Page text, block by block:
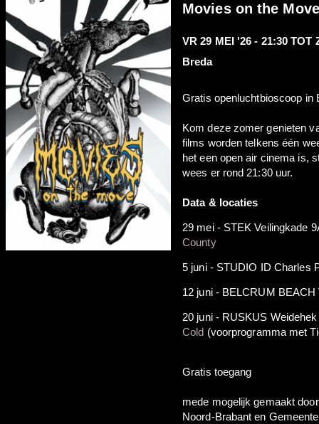
Movies on the Move
VR 29 MEI '26 - 21:30 TOT
Breda
Gratis openluchtbioscoop in
Kom deze zomer genieten
films worden telkens één
het een open air cinema is,
wees er rond 21:30 uur.
Data & locaties
29 mei - STEK Veilingkade
County
5 juni - STUDIO ID Charles
12 juni - BELCRUM
20 juni - RUSKUS
Cold (voorprogramma met
Gratis toegang
mede mogelijk gemaakt
Noord-Brabant en